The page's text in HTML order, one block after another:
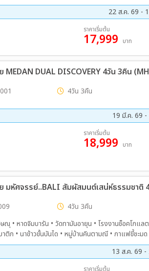
22 ส.ค. 69 -
29 ส.ค. 69 - 01 ก.ย. 69
19 ก.ย. 69 - 22 ก.ย. 69
02 พ.ย. 69
06 พ.ย. 69 - 09 พ.ย. 69
- 23 พ.ย. 69
27 พ.ย. 69 - 30 พ.ย. 69
14 ธ.ค. 69
18 ธ.ค. 69 - 21 ธ.ค. 69
ราคาเริ่มต้น
17,999 บาท
MEDAN DUAL DISCOVERY 4วัน 3คืน
4วัน 3คืน
19 มี.ค. 69 -
13 ส.ค. 69 - 16 ส.ค. 69
ราคาเริ่มต้น
18,999 บาท
มหัศจรรย์..BALI สัมผัสมนต์เสน่ห์ธรรมชาติ
4วัน 3คืน
ณุ • หาดจิมบารัน • วัดทามันอายุน • โรงงานช็อคโกแล
ติก • นาข้าวขั้นบันได • หมู่บ้านคินตามณี • กาแฟขี้ชะม
ร้านกฤษณะ
13 ส.ค. 69 -
11 ก.ย. 69 - 14 ก.ย. 69
ราคาเริ่มต้น